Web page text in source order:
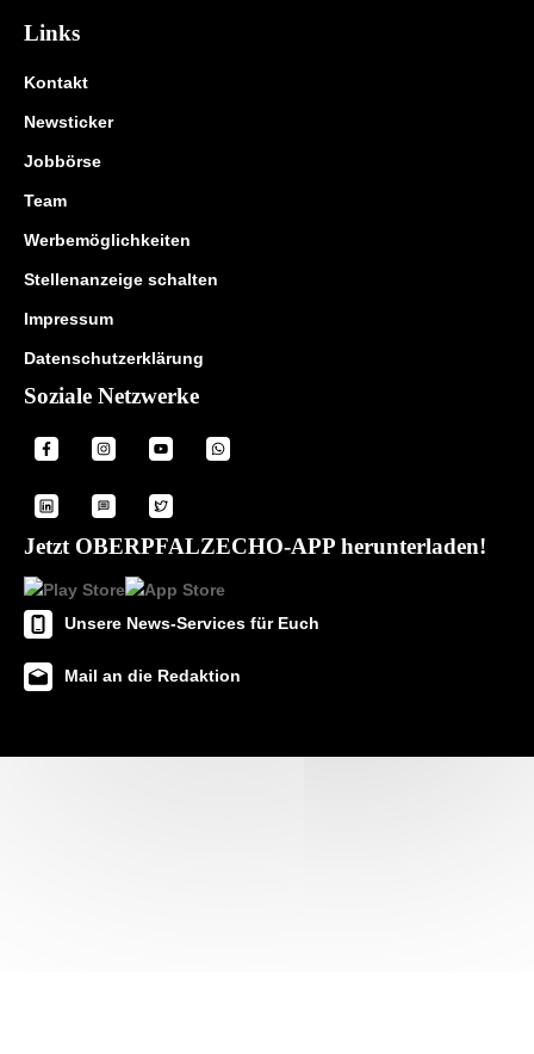
Links
Kontakt
Newsticker
Jobbörse
Team
Werbemöglichkeiten
Stellenanzeige schalten
Impressum
Datenschutzerklärung
Soziale Netzwerke
Jetzt OBERPFALZECHO-APP herunterladen!
Unsere News-Services für Euch
Mail an die Redaktion